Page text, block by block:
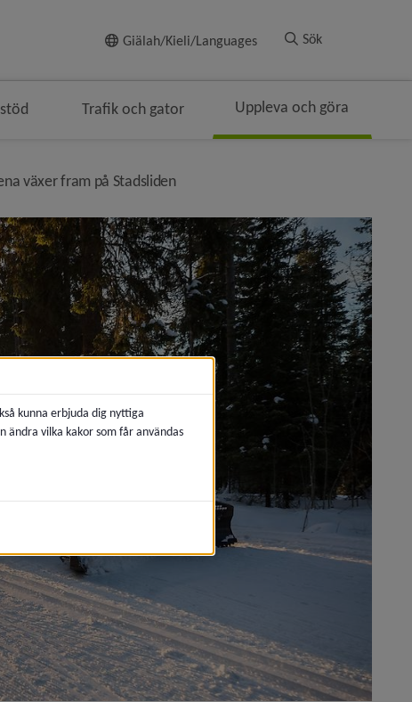
Giälah/Kieli/Languages Sök
Trafik och gator Uppleva och göra
växer fram på Stadslidennivå i brödsmulenavigeringen
kunna erbjuda dig nyttiga
ändra vilka kakor som får användas